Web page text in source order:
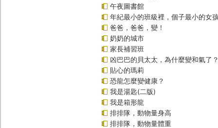
午夜圖書館
年紀最小的班級裡，個子最小的女
爸爸，爸爸，變！
奶奶的城市
家長補習班
凶巴巴的貝太太，為什麼變和氣了
貼心的瑪莉
恐龍怎麼變健康？
我是湯匙(二版)
我是箱形龍
排排隊，動物量身高
排排隊，動物量體重